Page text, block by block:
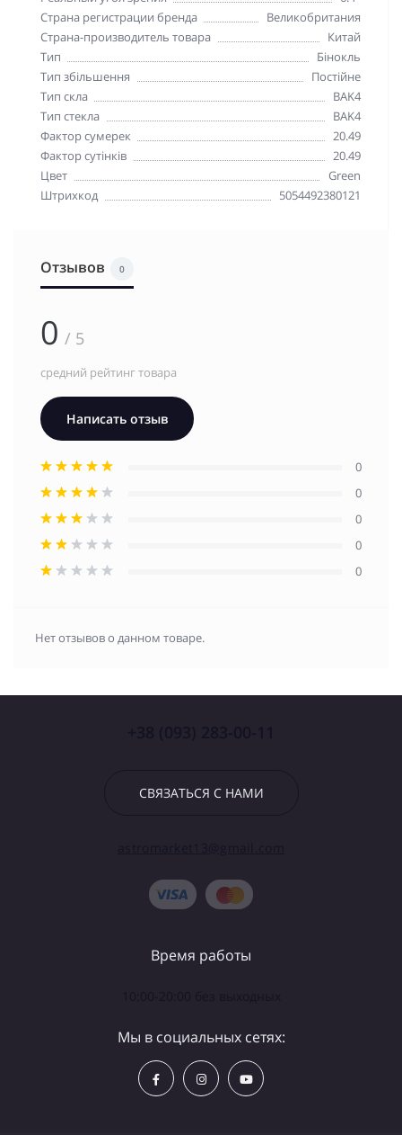
Страна регистрации бренда
Великобритания
Страна-производитель товара
Китай
Тип
Бінокль
Тип збільшення
Постійне
Тип скла
BAK4
Тип стекла
BAK4
Фактор сумерек
20.49
Фактор сутінків
20.49
Цвет
Green
Штрихкод
5054492380121
Отзывов 0
0 / 5
средний рейтинг товара
Написать отзыв
0
0
0
0
0
Нет отзывов о данном товаре.
СВЯЗАТЬСЯ С НАМИ
Время работы
Мы в социальных сетях: